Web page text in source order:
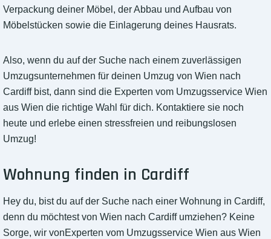
Verpackung deiner Möbel, der Abbau und Aufbau von
Möbelstücken sowie die Einlagerung deines Hausrats.
Also, wenn du auf der Suche nach einem zuverlässigen
Umzugsunternehmen für deinen Umzug von Wien nach
Cardiff bist, dann sind die Experten vom Umzugsservice Wien
aus Wien die richtige Wahl für dich. Kontaktiere sie noch
heute und erlebe einen stressfreien und reibungslosen
Umzug!
Wohnung finden in Cardiff
Hey du, bist du auf der Suche nach einer Wohnung in Cardiff,
denn du möchtest von Wien nach Cardiff umziehen? Keine
Sorge, wir vonExperten vom Umzugsservice Wien aus Wien